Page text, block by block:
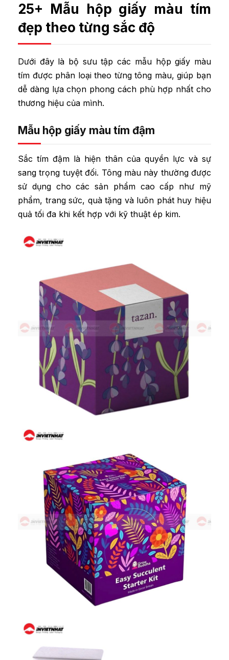
25+ Mẫu hộp giấy màu tím
đẹp theo từng sắc độ
Dưới đây là bộ sưu tập các mẫu hộp giấy màu
tím được phân loại theo từng tông màu, giúp bạn
dễ dàng lựa chọn phong cách phù hợp nhất cho
thương hiệu của mình.
Mẫu hộp giấy màu tím đậm
Sắc tím đậm là hiện thân của quyền lực và sự
sang trọng tuyệt đối. Tông màu này thường được
sử dụng cho các sản phẩm cao cấp như mỹ
phẩm, trang sức, quà tặng và luôn phát huy hiệu
quả tối đa khi kết hợp với kỹ thuật ép kim.